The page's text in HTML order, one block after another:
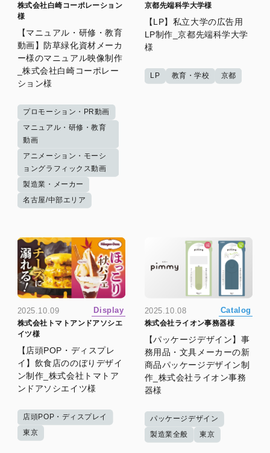
株式会社白崎コーポレーション
様
【マニュアル・研修・教育
動画】防草緑化資材メーカ
ー様のマニュアル映像制作
_株式会社白崎コーポレー
ション様
プロモーション・PR動画
マニュアル・研修・教育
動画
アニメーション・モーシ
ョングラフィックス動画
製造業・メーカー
名古屋/中部エリア
京都先端科学大学様
【LP】私立大学の広告用
LP制作_京都先端科学大学
様
LP 教育・学校 京都
2025.10.09 Display
株式会社トマトアンドアソシエ
イツ様
【店頭POP・ディスプレ
イ】飲食店ののぼりデザイ
ン制作_株式会社トマトア
ンドアソシエイツ様
店頭POP・ディスプレイ
東京
2025.10.08 Catalog
株式会社ライオン事務器様
【パッケージデザイン】事
務用品・文具メーカーの新
商品パッケージデザイン制
作_株式会社ライオン事務
器様
パッケージデザイン
製造業全般
東京